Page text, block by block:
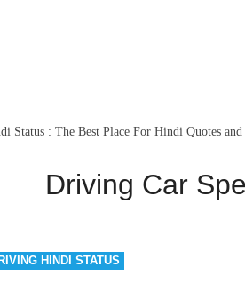
Status : The Best Place For Hindi Quotes and
stupidity Driving Car Speedly is a
Driving Car
HINDI STATUS